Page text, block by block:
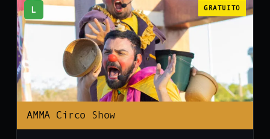
L GRATUITO
AMMA Circo Show